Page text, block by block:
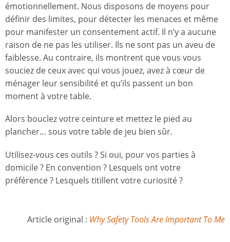
émotionnellement. Nous disposons de moyens pour
définir des limites, pour détecter les menaces et même
pour manifester un consentement actif. Il n’y a aucune
raison de ne pas les utiliser. Ils ne sont pas un aveu de
faiblesse. Au contraire, ils montrent que vous vous
souciez de ceux avec qui vous jouez, avez à cœur de
ménager leur sensibilité et qu’ils passent un bon
moment à votre table.
Alors bouclez votre ceinture et mettez le pied au
plancher… sous votre table de jeu bien sûr.
Utilisez-vous ces outils ? Si oui, pour vos parties à
domicile ? En convention ? Lesquels ont votre
préférence ? Lesquels titillent votre curiosité ?
Article original : Why Safety Tools Are Important To Me